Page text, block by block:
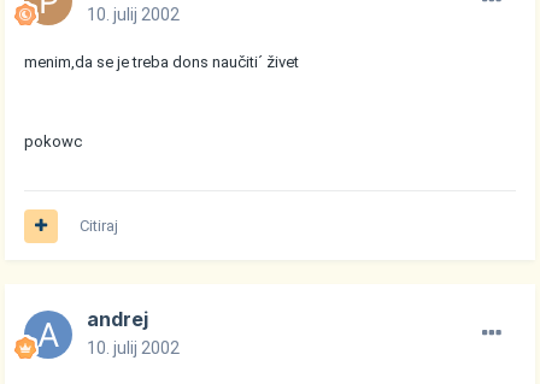
10. julij 2002
menim,da se je treba dons naučiti´ živet
pokowc
Citiraj
andrej
10. julij 2002